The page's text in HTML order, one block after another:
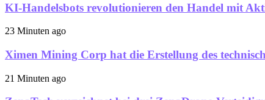
KI-Handelsbots revolutionieren den Handel mit
23 Minuten ago
Ximen Mining Corp hat die Erstellung des
21 Minuten ago